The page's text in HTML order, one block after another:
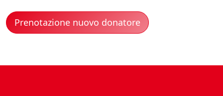
Prenotazione nuovo donatore